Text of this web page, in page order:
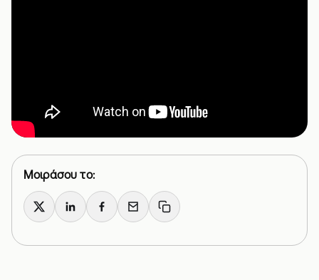
Μοιράσου το:
X LinkedInFacebook
Email Copy link